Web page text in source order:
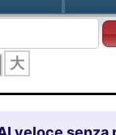
precedenti. Velocità di
大